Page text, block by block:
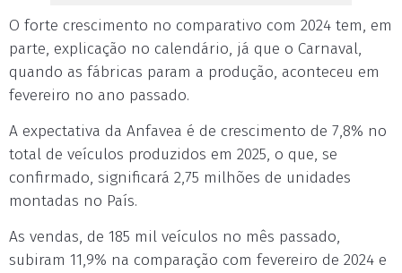
O forte crescimento no comparativo com 2024 tem, em
parte, explicação no calendário, já que o Carnaval,
quando as fábricas param a produção, aconteceu em
fevereiro no ano passado.
A expectativa da Anfavea é de crescimento de 7,8% no
total de veículos produzidos em 2025, o que, se
confirmado, significará 2,75 milhões de unidades
montadas no País.
As vendas, de 185 mil veículos no mês passado,
subiram 11,9% na comparação com fevereiro de 2024 e